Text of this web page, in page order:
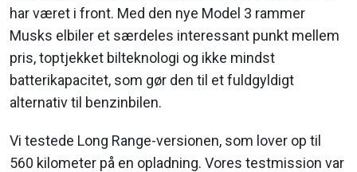
har været i front. Med den nye Model 3 rammer
Musks elbiler et særdeles interessant punkt mellem
pris, toptjekket bilteknologi og ikke mindst
batterikapacitet, som gør den til et fuldgyldigt
alternativ til benzinbilen.
Vi testede Long Range-versionen, som lover op til
560 kilometer på en opladning. Vores testmission var